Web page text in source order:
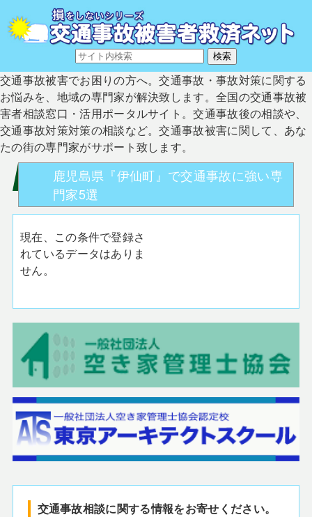
交通事故被害でお困りの方へ。交通事故・事故対策に関する
お悩みを、地域の専門家が解決致します。全国の交通事故被
害者相談窓口・活用ポータルサイト。交通事故後の相談や、
交通事故対策対策の相談など。交通事故被害に関して、あな
たの街の専門家がサポート致します。
鹿児島県『伊仙町』で交通事故に強い専
門家5選
現在、この条件で登録さ
れているデータはありま
せん。
交通事故相談に関する情報をお寄せください。